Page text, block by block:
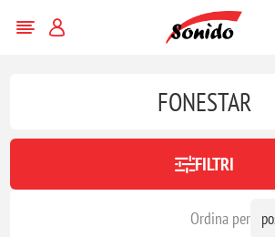
FONESTAR
FILTRI
Ordina per